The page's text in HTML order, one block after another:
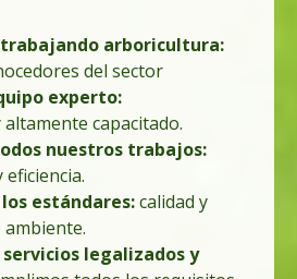
trabajando arboricultura:
del sector
experto:
capacitado.
nuestros trabajos:
eficiencia.
estándares:calidad y
ambiente.
legalizados y